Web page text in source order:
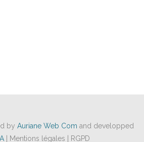
by Auriane Web Com and developped
| Mentions légales | RGPD